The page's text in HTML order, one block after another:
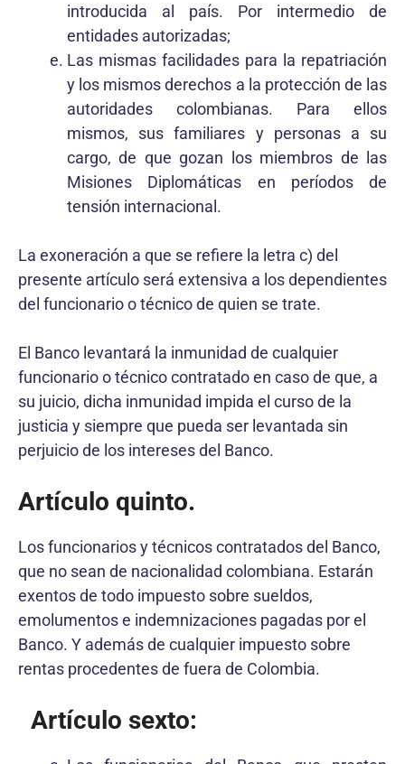
introducida al país. Por intermedio de
entidades autorizadas;
Las mismas facilidades para la repatriación
y los mismos derechos a la protección de las
autoridades colombianas. Para ellos
mismos, sus familiares y personas a su
cargo, de que gozan los miembros de las
Misiones Diplomáticas en períodos de
tensión internacional.
La exoneración a que se refiere la letra c) del
presente artículo será extensiva a los dependientes
del funcionario o técnico de quien se trate.
El Banco levantará la inmunidad de cualquier
funcionario o técnico contratado en caso de que, a
su juicio, dicha inmunidad impida el curso de la
justicia y siempre que pueda ser levantada sin
perjuicio de los intereses del Banco.
Artículo quinto.
Los funcionarios y técnicos contratados del Banco,
que no sean de nacionalidad colombiana. Estarán
exentos de todo impuesto sobre sueldos,
emolumentos e indemnizaciones pagadas por el
Banco. Y además de cualquier impuesto sobre
rentas procedentes de fuera de Colombia.
Artículo sexto: